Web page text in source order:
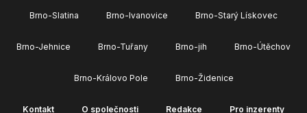
Brno-Slatina Brno-Ivanovice Brno-Starý Lískovec
Brno-Jehnice Brno-Tuřany Brno-jih Brno-Útěchov
Brno-Královo Pole Brno-Židenice
Kontakt O společnosti Redakce Pro inzerenty